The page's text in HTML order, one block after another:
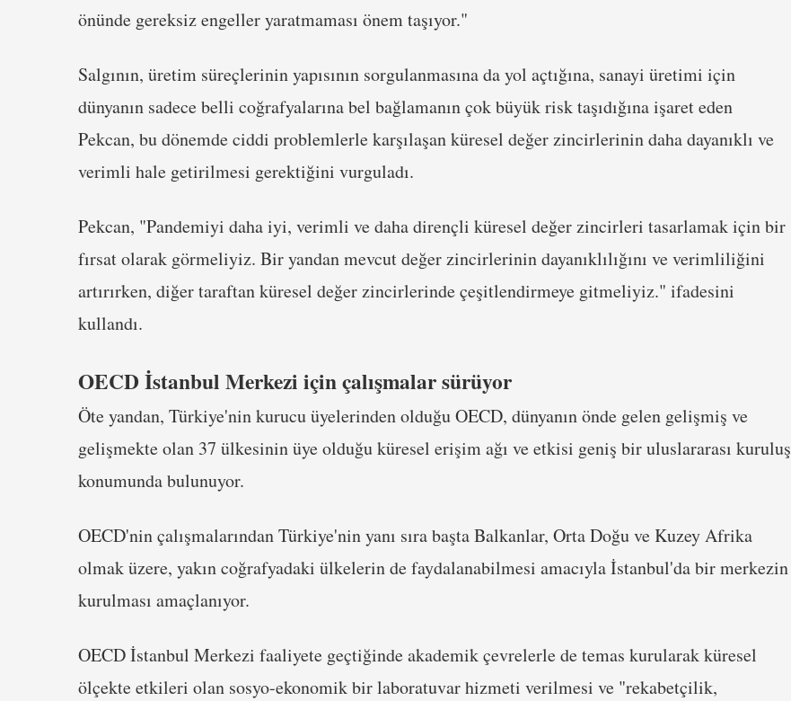
önünde gereksiz engeller yaratmaması önem taşıyor."
Salgının, üretim süreçlerinin yapısının sorgulanmasına da yol açtığına, sanayi üretimi için
dünyanın sadece belli coğrafyalarına bel bağlamanın çok büyük risk taşıdığına işaret eden
Pekcan, bu dönemde ciddi problemlerle karşılaşan küresel değer zincirlerinin daha dayanıklı ve
verimli hale getirilmesi gerektiğini vurguladı.
Pekcan, "Pandemiyi daha iyi, verimli ve daha dirençli küresel değer zincirleri tasarlamak için bir
fırsat olarak görmeliyiz. Bir yandan mevcut değer zincirlerinin dayanıklılığını ve verimliliğini
artırırken, diğer taraftan küresel değer zincirlerinde çeşitlendirmeye gitmeliyiz." ifadesini
kullandı.
OECD İstanbul Merkezi için çalışmalar sürüyor
Öte yandan, Türkiye'nin kurucu üyelerinden olduğu OECD, dünyanın önde gelen gelişmiş ve
gelişmekte olan 37 ülkesinin üye olduğu küresel erişim ağı ve etkisi geniş bir uluslararası kuruluş
konumunda bulunuyor.
OECD'nin çalışmalarından Türkiye'nin yanı sıra başta Balkanlar, Orta Doğu ve Kuzey Afrika
olmak üzere, yakın coğrafyadaki ülkelerin de faydalanabilmesi amacıyla İstanbul'da bir merkezin
kurulması amaçlanıyor.
OECD İstanbul Merkezi faaliyete geçtiğinde akademik çevrelerle de temas kurularak küresel
ölçekte etkileri olan sosyo-ekonomik bir laboratuvar hizmeti verilmesi ve "rekabetçilik,